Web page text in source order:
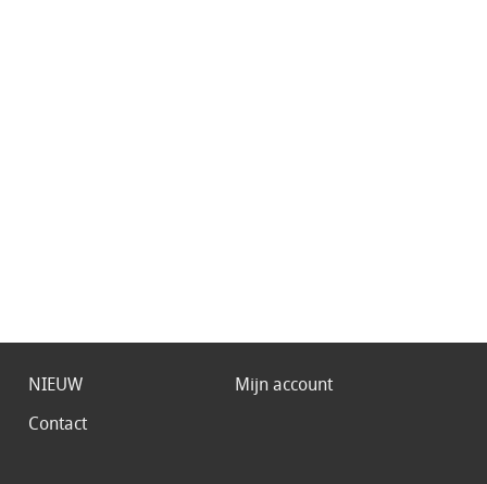
NIEUW
Mijn account
Contact